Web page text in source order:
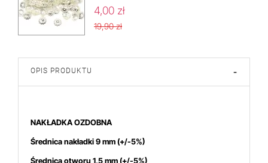
4,00 zł
19,90 zł
OPIS PRODUKTU -
NAKŁADKA OZDOBNA
Średnica nakładki 9 mm(+/-5%)
Średnica otworu 1,5 mm(+/-5%)